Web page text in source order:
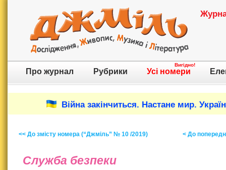
Про журнал Рубрики Усі номери
Вигідно!
Війна закінчиться. Настане мир.
<< До змісту номера (“Джміль” № 10 /2019) < До
Служба безпеки